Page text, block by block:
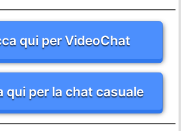
qui per VideoChat
qui per la chat casuale